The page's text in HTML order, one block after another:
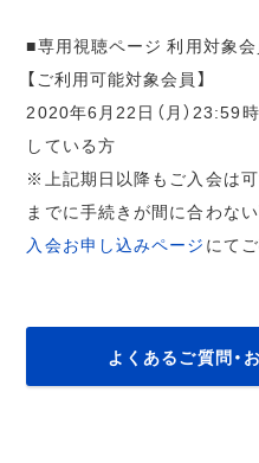
■専用視聴ページ 利用対象会
【ご利用可能対象会員】
2020年6月22日（月）23:59
している方
※上記期日以降もご入会は
までに手続きが間に合わな
入会お申し込みページ にて
よくあるご質問・